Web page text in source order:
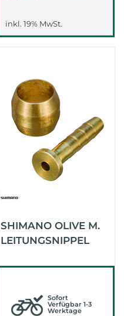
inkl. 19% MwSt.
SHIMANO OLIVE M.
LEITUNGSNIPPEL
Sofort
Verfügbar 1-3
Werktage